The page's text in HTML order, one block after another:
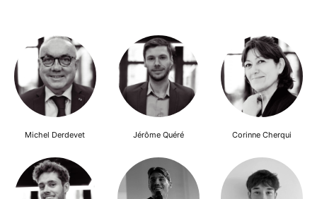
Michel Derdevet Jérôme Quéré Corinne Cherqui